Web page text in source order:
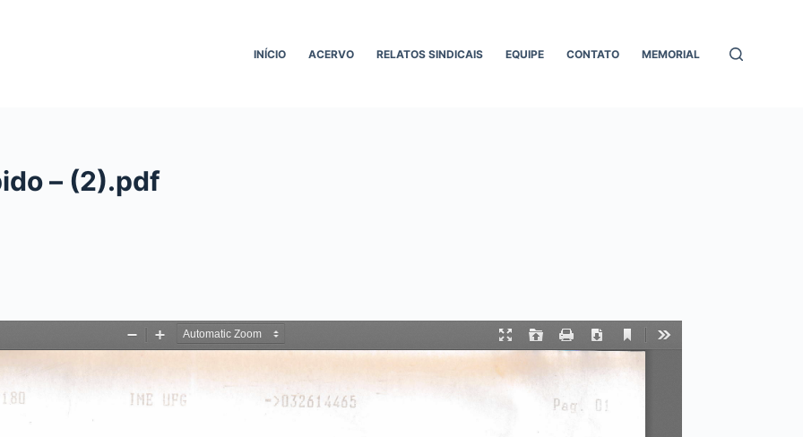
INÍCIO ACERVO RELATOS SINDICAIS EQUIPE CONTATO MEMORIAL
– (2).pdf